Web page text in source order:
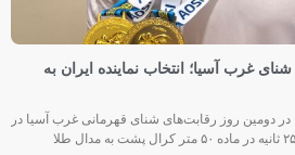
غرب آسیا؛ انتخاب نماینده ایران به
دومین روز رقابت‌های شنای قهرمانی غرب آسیا در